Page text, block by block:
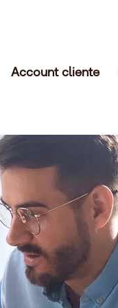
Account cliente